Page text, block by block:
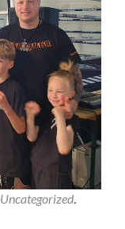
Uncategorized.